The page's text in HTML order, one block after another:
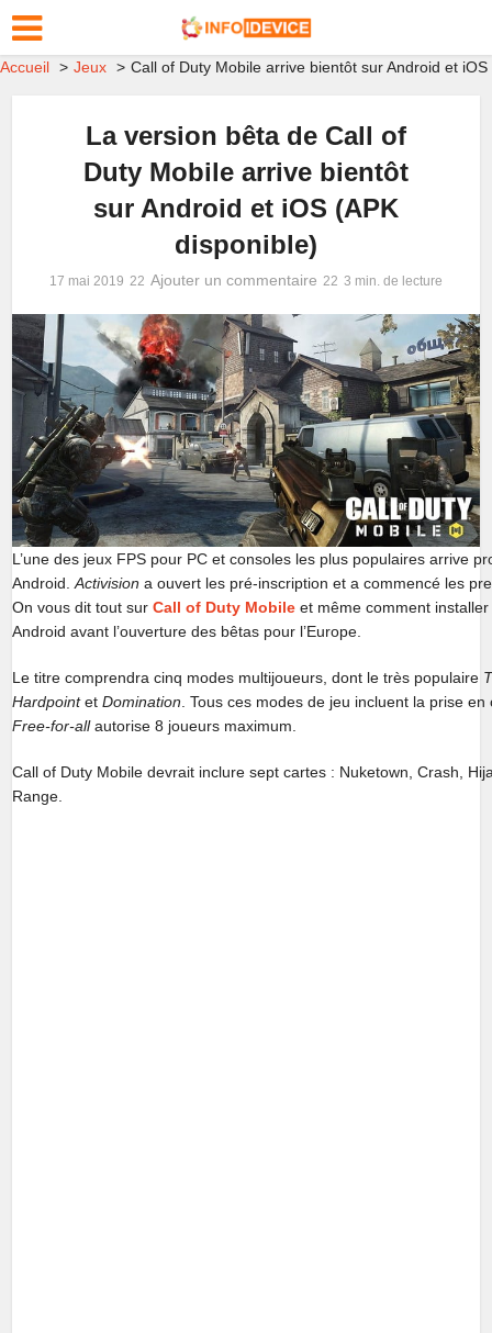
Accueil Jeux Call of Duty Mobile arrive bientôt sur Android et iOS
La version bêta de Call of
Duty Mobile arrive bientôt
sur Android et iOS (APK
disponible)
17 mai 2019 Ajouter un commentaire 3 min. de lecture
L’une des jeux FPS pour PC et consoles les plus populaires arrive
Android.Activision a ouvert les pré-inscription et a commencé les
On vous dit tout surCall of Duty Mobile et même comment
Android avant l’ouverture des bêtas pour l’Europe.
Le titre comprendra cinq modes multijoueurs, dont le très populaire
HardpointetDomination . Tous ces modes de jeu incluent la prise
Free-for-allautorise 8 joueurs maximum.
Call of Duty Mobile devrait inclure sept cartes : Nuketown, Crash,
Range.